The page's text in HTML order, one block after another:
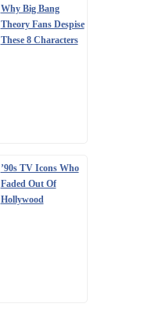
Why Big Bang
Theory Fans Despise
These 8 Characters
’90s TV Icons Who
Faded Out Of
Hollywood